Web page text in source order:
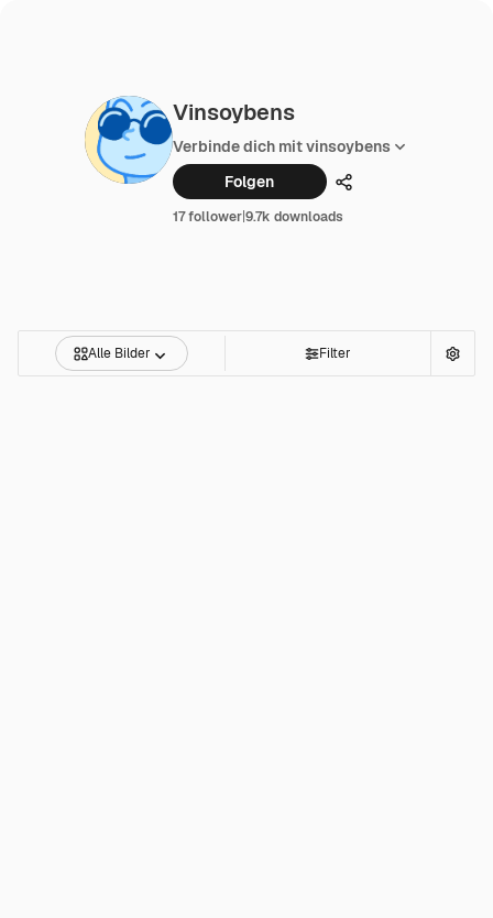
Vinsoybens
Verbinde dich mit vinsoybens
Folgen
Teilen
17 follower|9.7k downloads
Alle Bilder Filter